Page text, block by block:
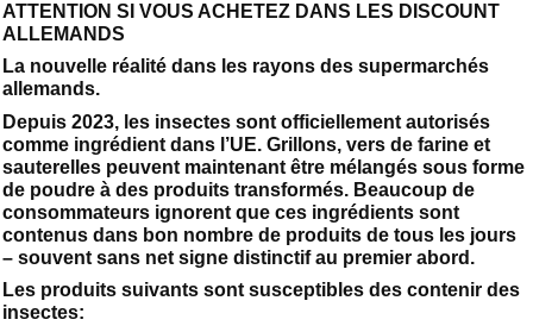
ATTENTION SI VOUS ACHETEZ DANS LES DISCOUNT
ALLEMANDS
La nouvelle réalité dans les rayons des supermarchés
allemands.
Depuis 2023, les insectes sont officiellement autorisés
comme ingrédient dans l’UE. Grillons, vers de farine et
sauterelles peuvent maintenant être mélangés sous forme
de poudre à des produits transformés. Beaucoup de
consommateurs ignorent que ces ingrédients sont
contenus dans bon nombre de produits de tous les jours
– souvent sans net signe distinctif au premier abord.
Les produits suivants sont susceptibles des contenir des
insectes: